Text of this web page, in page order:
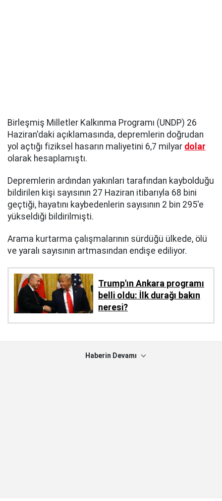
Birleşmiş Milletler Kalkınma Programı (UNDP) 26
Haziran'daki açıklamasında, depremlerin doğrudan
yol açtığı fiziksel hasarın maliyetini 6,7 milyar dolar
olarak hesaplamıştı.
Depremlerin ardından yakınları tarafından kaybolduğu
bildirilen kişi sayısının 27 Haziran itibarıyla 68 bini
geçtiği, hayatını kaybedenlerin sayısının 2 bin 295'e
yükseldiği bildirilmişti.
Arama kurtarma çalışmalarının sürdüğü ülkede, ölü
ve yaralı sayısının artmasından endişe ediliyor.
Trump'ın Ankara programı
belli oldu: İlk durağı bakın
neresi?
Haberin Devamı